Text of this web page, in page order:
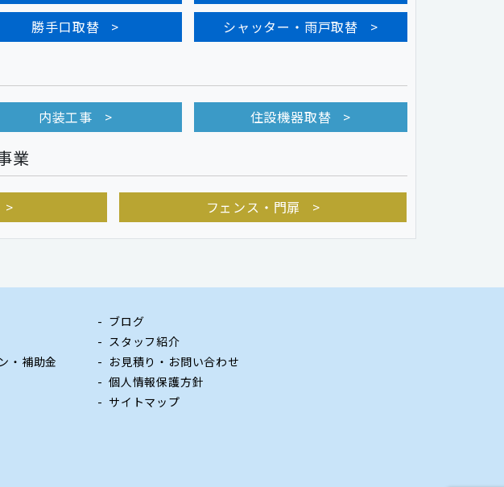
勝手口取替 シャッター・雨戸取替
内装工事 住設機器取替
業
フェンス・門扉
・補助金
ブログ
スタッフ紹介
お見積り・お問い合わせ
個人情報保護方針
サイトマップ